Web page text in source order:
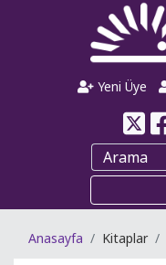
Yeni Üye
Anasayfa Kitaplar